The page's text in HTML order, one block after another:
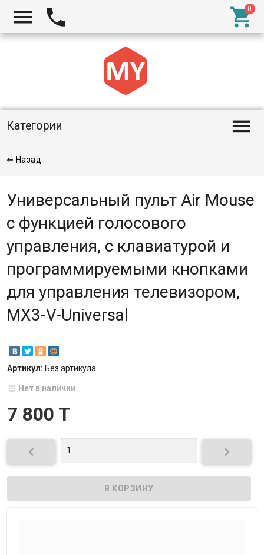
  
Категории 
⇐ Назад
Универсальный пульт Air Mouse
с функцией голосового
управления, с клавиатурой и
программируемыми кнопками
для управления телевизором,
MX3-V-Universal
Артикул: Без артикула
Нет в наличии
7 800 T
 